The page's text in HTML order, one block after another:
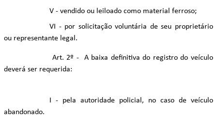
V - vendido ou leiloado como material ferroso;
VI - por solicitação voluntária de seu proprietário
ou representante legal.
Art. 2º - A baixa definitiva do registro do veículo
deverá ser requerida:
I - pela autoridade policial, no caso de veículo
abandonado.